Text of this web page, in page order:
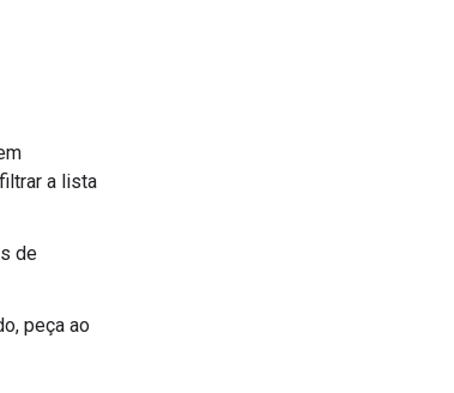
a lista
de
peça ao